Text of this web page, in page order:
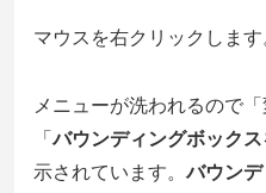
マウスを右クリックします
メニューが洗われるので
「バウンディングボックス
示されています。バウン